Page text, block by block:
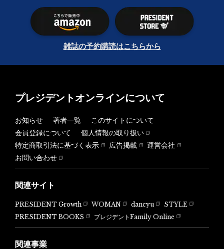
雑誌の予約購読はこちらから
プレジデントオンラインについて
お知らせ 著者一覧
このサイトについて
会員登録について
個人情報の取り扱い
特定商取引法に基づく表示
広告掲載
運営会社
お問い合わせ
関連サイト
PRESIDENT Growth WOMAN dancyu
STYLE
PRESIDENT BOOKS
プレジデントFamily Online
関連事業